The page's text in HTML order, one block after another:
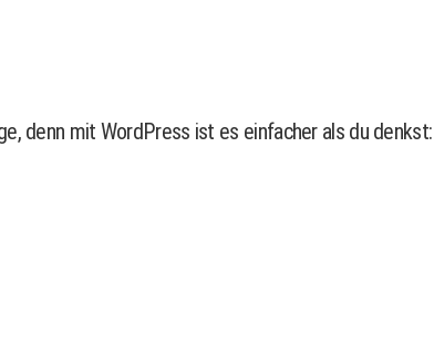
denn mit WordPress ist es einfacher als du denkst: